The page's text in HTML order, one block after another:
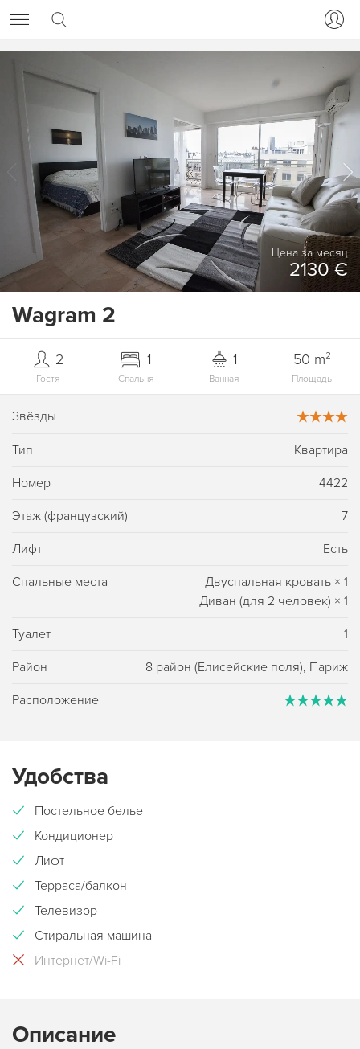
Цена за месяц
2130 €
Wagram 2
Гостя
2
Спальня
1
Ванная
1
Площадь
50 m²
Звёзды
Тип Квартира
Номер 4422
Этаж (французский) 7
Лифт Есть
Спальные места Двуспальная кровать × 1
Диван (для 2 человек) × 1
Туалет 1
Район 8 район (Елисейские поля), Париж
Расположение
Удобства
Постельное белье
Кондиционер
Лифт
Терраса/балкон
Телевизор
Стиральная машина
Интернет/Wi-Fi
Описание